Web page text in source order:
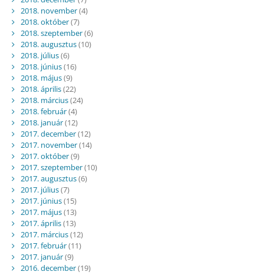
2018. november(4)
2018. október(7)
2018. szeptember(6)
2018. augusztus(10)
2018. július(6)
2018. június(16)
2018. május(9)
2018. április(22)
2018. március(24)
2018. február(4)
2018. január(12)
2017. december(12)
2017. november(14)
2017. október(9)
2017. szeptember(10)
2017. augusztus(6)
2017. július(7)
2017. június(15)
2017. május(13)
2017. április(13)
2017. március(12)
2017. február(11)
2017. január(9)
2016. december(19)